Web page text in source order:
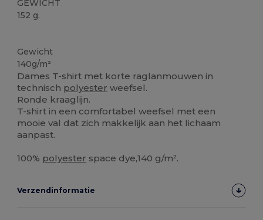
GEWICHT
152 g.
Gewicht
140g/m²
Dames T-shirt met korte raglanmouwen in
technisch polyester weefsel.
Ronde kraaglijn.
T-shirt in een comfortabel weefsel met een
mooie val dat zich makkelijk aan het lichaam
aanpast.
100% polyester space dye,140 g/m².
Verzendinformatie